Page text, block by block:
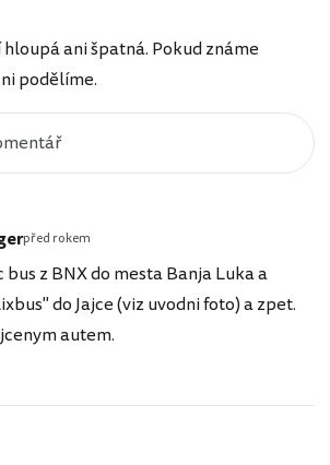
ani špatná. Pokud známe
podělíme.
před rokem
bus z BNX do mesta Banja Luka a
do Jajce (viz uvodni foto) a zpet.
autem.